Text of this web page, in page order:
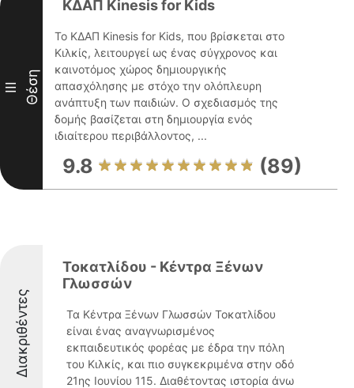
III Θέση
ΚΔΑΠ Kinesis for Kids
Το ΚΔΑΠ Kinesis for Kids, που βρίσκεται στο
Κιλκίς, λειτουργεί ως ένας σύγχρονος και
καινοτόμος χώρος δημιουργικής
απασχόλησης με στόχο την ολόπλευρη
ανάπτυξη των παιδιών. Ο σχεδιασμός της
δομής βασίζεται στη δημιουργία ενός
ιδιαίτερου περιβάλλοντος, ...
9.8 (89)
Διακριθέντες
Τοκατλίδου - Κέντρα Ξένων
Γλωσσών
Τα Κέντρα Ξένων Γλωσσών Τοκατλίδου
είναι ένας αναγνωρισμένος
εκπαιδευτικός φορέας με έδρα την πόλη
του Κιλκίς, και πιο συγκεκριμένα στην οδό
21ης Ιουνίου 115. Διαθέτοντας ιστορία άνω